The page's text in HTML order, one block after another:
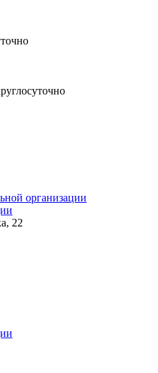
организации
22